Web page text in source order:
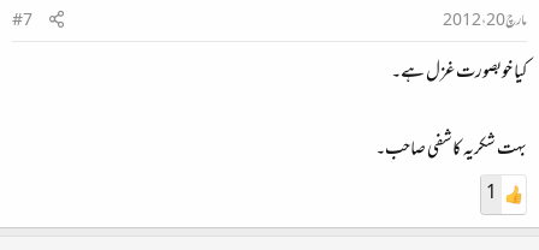
مارچ 20، 2012
#7
کیا خوبصورت غزل ہے۔
بہت شکریہ کاشفی صاحب۔
1